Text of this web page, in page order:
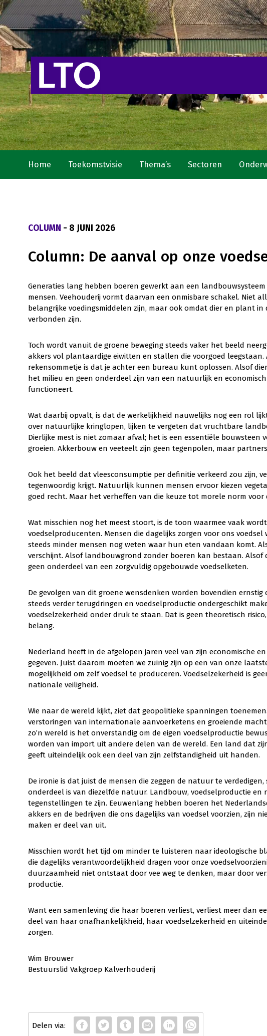
Home Toekomstvisie Thema’s Sectoren
COLUMN - 8 JUNI 2026
Column: De aanval op onze
Generaties lang hebben boeren gewerkt aan een
mensen. Veehouderij vormt daarvan een onmisbare schakel. Niet
belangrijke voedingsmiddelen zijn, maar ook omdat dier en plant
verbonden zijn.
Toch wordt vanuit de groene beweging steeds vaker het beeld
akkers vol plantaardige eiwitten en stallen die voorgoed leegstaan.
rekensommetje is dat je achter een bureau kunt oplossen. Alsof
het milieu en geen onderdeel zijn van een natuurlijk en
functioneert.
Wat daarbij opvalt, is dat de werkelijkheid nauwelijks nog een rol
over natuurlijke kringlopen, lijken te vergeten dat vruchtbare
Dierlijke mest is niet zomaar afval; het is een essentiële bouwsteen
groeien. Akkerbouw en veeteelt zijn geen tegenpolen, maar
Ook het beeld dat vleesconsumptie per definitie verkeerd zou zijn,
tegenwoordig krijgt. Natuurlijk kunnen mensen ervoor kiezen
goed recht. Maar het verheffen van die keuze tot morele norm voor
Wat misschien nog het meest stoort, is de toon waarmee vaak
voedselproducenten. Mensen die dagelijks zorgen voor ons
steeds minder mensen nog weten waar hun eten vandaan komt.
verschijnt. Alsof landbouwgrond zonder boeren kan bestaan.
geen onderdeel van een zorgvuldig opgebouwde voedselketen.
De gevolgen van dit groene wensdenken worden bovendien
steeds verder terugdringen en voedselproductie ondergeschikt
voedselzekerheid onder druk te staan. Dat is geen theoretisch
belang.
Nederland heeft in de afgelopen jaren veel van zijn economische
gegeven. Juist daarom moeten we zuinig zijn op een van onze
mogelijkheid om zelf voedsel te produceren. Voedselzekerheid is
nationale veiligheid.
Wie naar de wereld kijkt, ziet dat geopolitieke spanningen
verstoringen van internationale aanvoerketens en groeiende
zo’n wereld is het onverstandig om de eigen voedselproductie
worden van import uit andere delen van de wereld. Een land dat
geeft uiteindelijk ook een deel van zijn zelfstandigheid uit handen.
De ironie is dat juist de mensen die zeggen de natuur te
onderdeel is van diezelfde natuur. Landbouw, voedselproductie en
tegenstellingen te zijn. Eeuwenlang hebben boeren het
akkers en de bedrijven die ons dagelijks van voedsel voorzien, zijn
maken er deel van uit.
Misschien wordt het tijd om minder te luisteren naar ideologische
die dagelijks verantwoordelijkheid dragen voor onze
duurzaamheid niet ontstaat door vee weg te denken, maar door
productie.
Want een samenleving die haar boeren verliest, verliest meer dan
deel van haar onafhankelijkheid, haar voedselzekerheid en
zorgen.
Wim Brouwer
Bestuurslid Vakgroep Kalverhouderij